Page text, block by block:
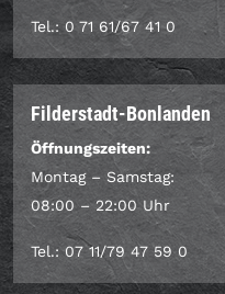
Tel.: 0 71 61/67 41 0
Filderstadt-Bonlanden
Öffnungszeiten:
Montag – Samstag:
08:00 – 22:00 Uhr
Tel.: 07 11/79 47 59 0